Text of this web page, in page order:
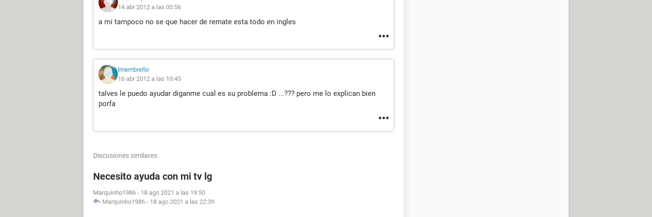
14 abr 2012 a las 00:56
a mi tampoco no se que hacer de remate esta todo en ingles
lmembreño
16 abr 2012 a las 10:45
talves le puedo ayudar diganme cual es su problema :D ...??? pero me lo explican bien
porfa
Discusiones similares
Necesito ayuda con mi tv lg
Marquinho1986 - 18 ago 2021 a las 19:50
Marquinho1986 - 18 ago 2021 a las 22:39